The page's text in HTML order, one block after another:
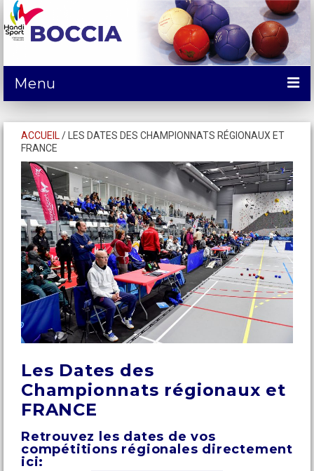
Menu
ACTUALITÉS
DÉCOUVRIR
COMPÉTITIONS
SE FORMER et SERVICES
CALENDRIER
CONTACTS
SPONSORING/Dons
ACCUEIL /
LES DATES DES CHAMPIONNATS RÉGIONAUX ET
FRANCE
Les Dates des
Championnats régionaux et
FRANCE
Retrouvez les dates de vos
compétitions régionales directement
ici: